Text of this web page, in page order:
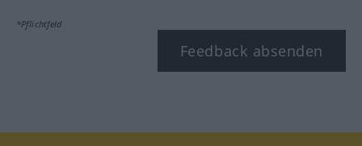
*Pflichtfeld
Feedback absenden